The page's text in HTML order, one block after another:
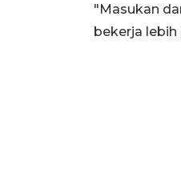
"Masukan
bekerja